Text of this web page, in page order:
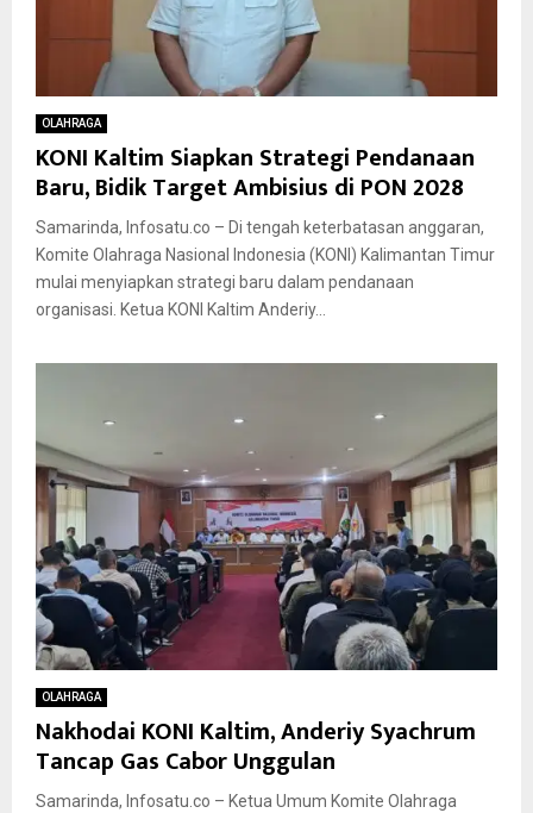
OLAHRAGA
KONI Kaltim Siapkan Strategi Pendanaan
Baru, Bidik Target Ambisius di PON 2028
Samarinda, Infosatu.co – Di tengah keterbatasan anggaran,
Komite Olahraga Nasional Indonesia (KONI) Kalimantan Timur
mulai menyiapkan strategi baru dalam pendanaan
organisasi. Ketua KONI Kaltim Anderiy...
OLAHRAGA
Nakhodai KONI Kaltim, Anderiy Syachrum
Tancap Gas Cabor Unggulan
Samarinda, Infosatu.co – Ketua Umum Komite Olahraga